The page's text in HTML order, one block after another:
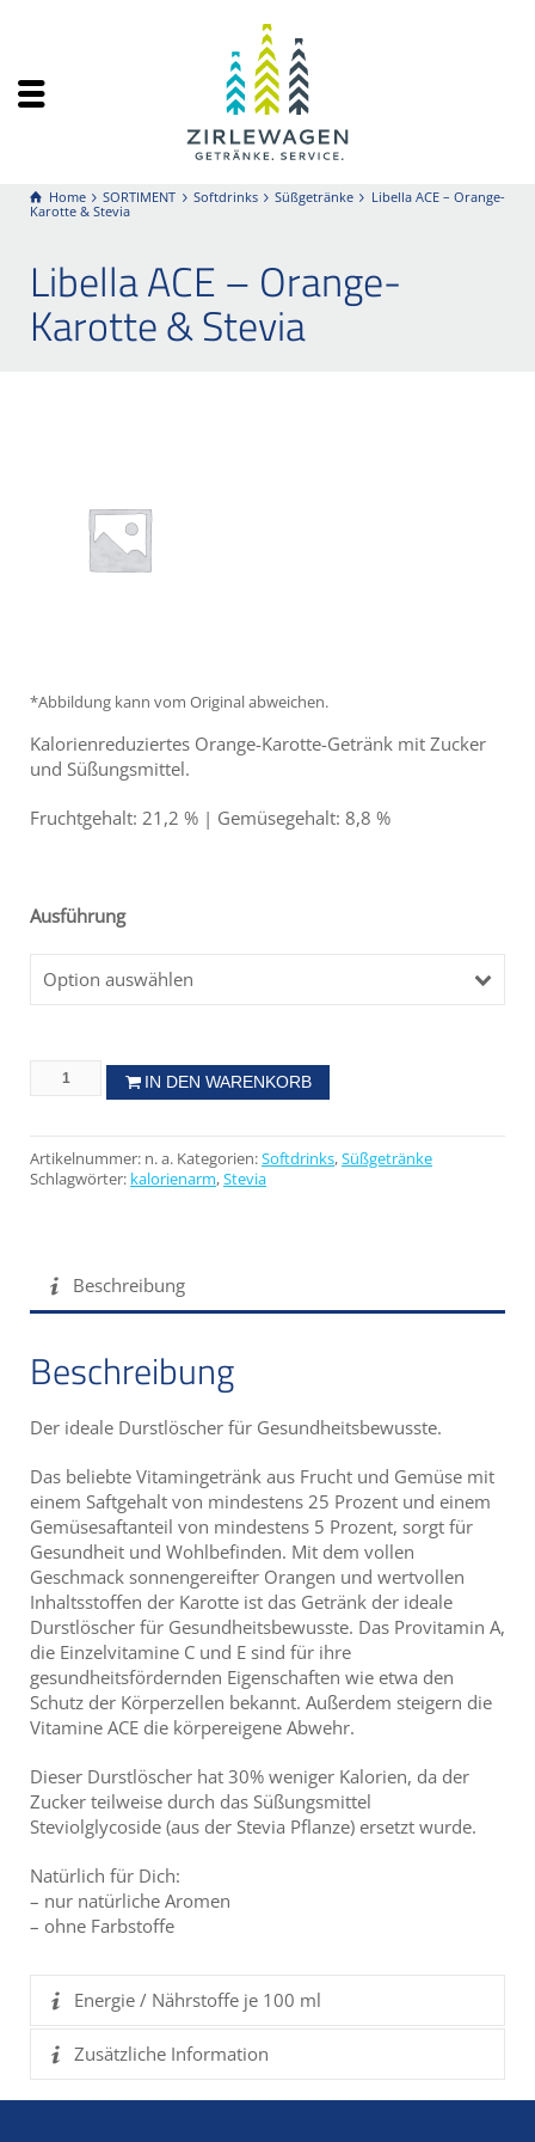
Home SORTIMENT Softdrinks Süßgetränke
Libella ACE – Orange-
Karotte & Stevia
Libella ACE – Orange-
Karotte & Stevia
*Abbildung kann vom Original abweichen.
Kalorienreduziertes Orange-Karotte-Getränk mit Zucker
und Süßungsmittel.
Fruchtgehalt: 21,2 % | Gemüsegehalt: 8,8 %
Ausführung
Option auswählen
IN DEN WARENKORB
Artikelnummer: n. a. Kategorien:Softdrinks,Süßgetränke
Schlagwörter: kalorienarm,Stevia
Beschreibung
Beschreibung
Der ideale Durstlöscher für Gesundheitsbewusste.
Das beliebte Vitamingetränk aus Frucht und Gemüse mit
einem Saftgehalt von mindestens 25 Prozent und einem
Gemüsesaftanteil von mindestens 5 Prozent, sorgt für
Gesundheit und Wohlbefinden. Mit dem vollen
Geschmack sonnengereifter Orangen und wertvollen
Inhaltsstoffen der Karotte ist das Getränk der ideale
Durstlöscher für Gesundheitsbewusste. Das Provitamin A,
die Einzelvitamine C und E sind für ihre
gesundheitsfördernden Eigenschaften wie etwa den
Schutz der Körperzellen bekannt. Außerdem steigern die
Vitamine ACE die körpereigene Abwehr.
Dieser Durstlöscher hat 30% weniger Kalorien, da der
Zucker teilweise durch das Süßungsmittel
Steviolglycoside (aus der Stevia Pflanze) ersetzt wurde.
Natürlich für Dich:
– nur natürliche Aromen
– ohne Farbstoffe
Energie / Nährstoffe je 100 ml
Zusätzliche Information